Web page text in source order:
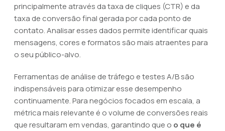
principalmente através da taxa de cliques (CTR) e da
taxa de conversão final gerada por cada ponto de
contato. Analisar esses dados permite identificar quais
mensagens, cores e formatos são mais atraentes para
o seu público-alvo.
Ferramentas de análise de tráfego e testes A/B são
indispensáveis para otimizar esse desempenho
continuamente. Para negócios focados em escala, a
métrica mais relevante é o volume de conversões reais
que resultaram em vendas, garantindo que o o que é